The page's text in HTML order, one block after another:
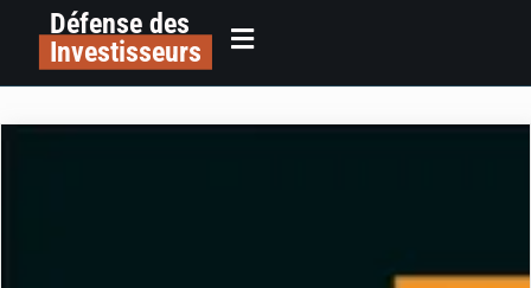
Défense des
Investisseurs